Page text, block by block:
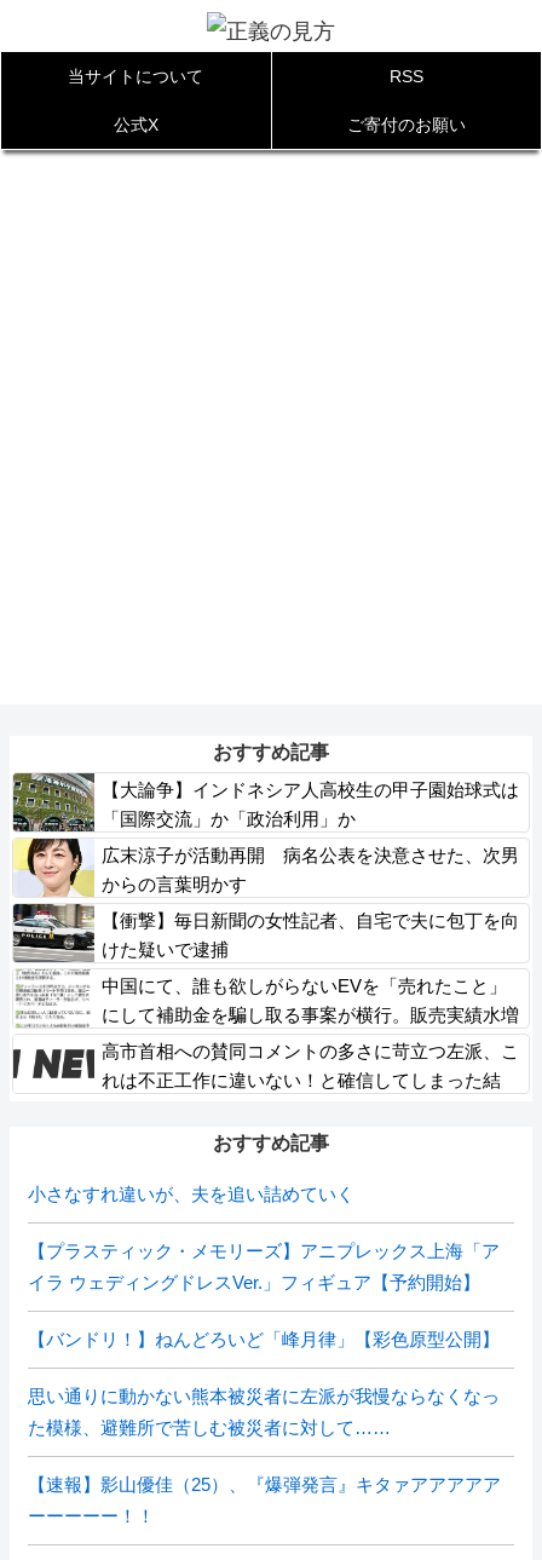
当サイトについて RSS
公式X ご寄付のお願い
おすすめ記事
【大論争】インドネシア人高校生の甲子園始球式は
「国際交流」か「政治利用」か
広末涼子が活動再開 病名公表を決意させた、次男
からの言葉明かす
【衝撃】毎日新聞の女性記者、自宅で夫に包丁を向
けた疑いで逮捕
中国にて、誰も欲しがらないEVを「売れたこと」
にして補助金を騙し取る事案が横行。販売実績水増
し
高市首相への賛同コメントの多さに苛立つ左派、こ
れは不正工作に違いない！と確信してしまった結
おすすめ記事
小さなすれ違いが、夫を追い詰めていく
【プラスティック・メモリーズ】アニプレックス上海「ア
イラ ウェディングドレスVer.」フィギュア【予約開始】
【バンドリ！】ねんどろいど「峰月律」【彩色原型公開】
思い通りに動かない熊本被災者に左派が我慢ならなくなっ
た模様、避難所で苦しむ被災者に対して……
【速報】影山優佳（25）、『爆弾発言』キタァアアアアア
ーーーーー！！